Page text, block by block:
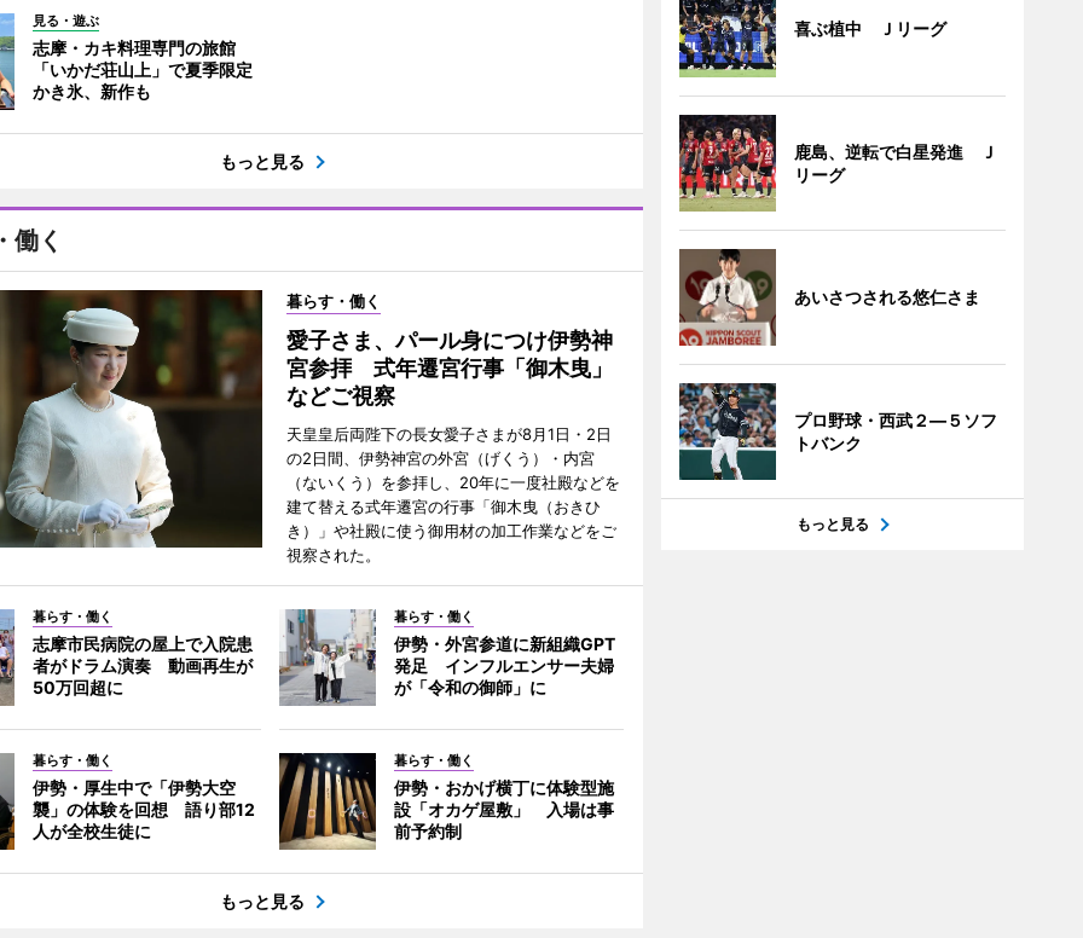
見る・遊ぶ
志摩・カキ料理専門の旅館
「いかだ荘山上」で夏季限定
かき氷、新作も
もっと見る
働く
暮らす・働く
愛子さま、パール身につけ伊勢神
宮参拝 式年遷宮行事「御木曳」
などご視察
天皇皇后両陛下の長女愛子さまが8月1日・2日
の2日間、伊勢神宮の外宮（げくう）・内宮
（ないくう）を参拝し、20年に一度社殿などを
建て替える式年遷宮の行事「御木曳（おきひ
き）」や社殿に使う御用材の加工作業などをご
視察された。
暮らす・働く
志摩市民病院の屋上で入院患
者がドラム演奏 動画再生が
50万回超に
暮らす・働く
伊勢・外宮参道に新組織GPT
発足 インフルエンサー夫婦
が「令和の御師」に
暮らす・働く
伊勢・厚生中で「伊勢大空
襲」の体験を回想 語り部12
人が全校生徒に
暮らす・働く
伊勢・おかげ横丁に体験型施
設「オカゲ屋敷」 入場は事
前予約制
もっと見る
喜ぶ植中 Ｊリーグ
鹿島、逆転で白星発進 Ｊ
リーグ
あいさつされる悠仁さま
プロ野球・西武２―５ソフ
トバンク
もっと見る